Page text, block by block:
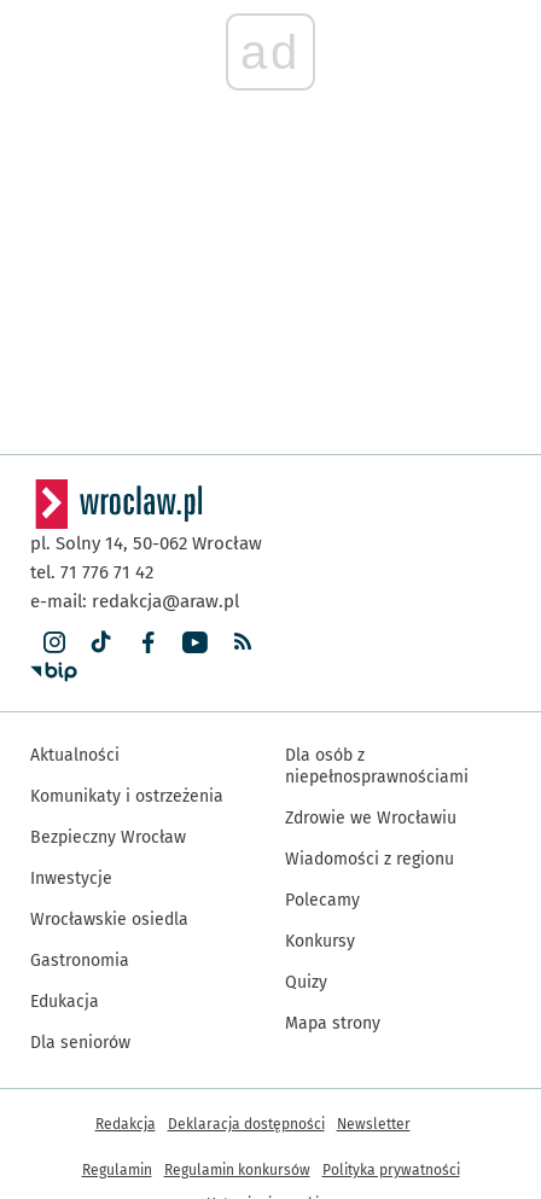
ad
pl. Solny 14, 50-062 Wrocław
tel. 71 776 71 42
e-mail: redakcja@araw.pl
Aktualności
Komunikaty i ostrzeżenia
Bezpieczny Wrocław
Inwestycje
Wrocławskie osiedla
Gastronomia
Edukacja
Dla seniorów
Dla osób z
niepełnosprawnościami
Zdrowie we Wrocławiu
Wiadomości z regionu
Polecamy
Konkursy
Quizy
Mapa strony
Inne informacje
Redakcja Deklaracja dostępności Newsletter
Regulamin Regulamin konkursów
Polityka prywatności